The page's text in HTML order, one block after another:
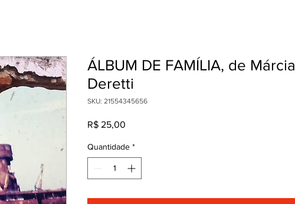
ÁLBUM DE FAMÍLIA, de Márcia
Deretti
SKU: 21554345656
R$ 25,00
Quantidade *